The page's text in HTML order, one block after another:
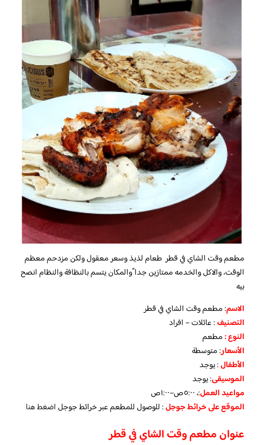
مطعم وقت الشاي في قطر طعام لذيذ وسعر معقول ولكن مزدحم معظم
الوقت، والاكل والخدمه ممتازين جدا ًوالمكان يتسم بالنظافة والنظام انصح
بيه
الاسم: مطعم وقت الشاي في قطر
التصنيف: عائلات – افراد
النوع :مطعم
الأسعار:متوسطة
الأطفال:يوجد
الموسيقى:يوجد
مواعيد العمل:، ٥:٠٠ص–١:٠٠ص
الموقع على خرائط جوجل: للوصول للمطعم عبر خرائط جوجلاضغط هنا
عنوان مطعم وقت الشاي في قطر